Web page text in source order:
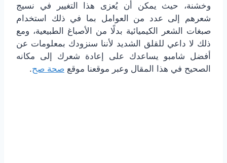
وخشنة، حيث يمكن أن يُعزى هذا التغيير في نسيج
شعرهم إلى عدد من العوامل بما في ذلك استخدام
صبغات الشعر الكيميائية بدلًا من الأصباغ الطبيعية، ومع
ذلك لا داعي للقلق الشديد لأننا سنزودك بمعلومات عن
أفضل شامبو يساعدك على إعادة شعرك إلى مكانه
الصحيح في هذا المقال وعبر موقعنا موقع صحة صح.